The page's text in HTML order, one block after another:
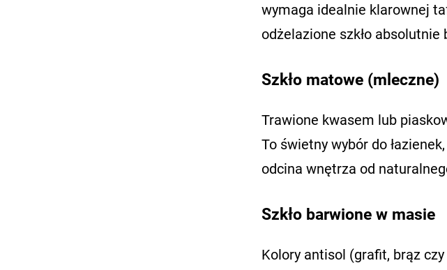
wymaga idealnie klarownej
odżelazione szkło absolutnie
Szkło matowe (mleczne)
Trawione kwasem lub
To świetny wybór do
odcina wnętrza od
Szkło barwione w masie
Kolory antisol (grafit, brąz